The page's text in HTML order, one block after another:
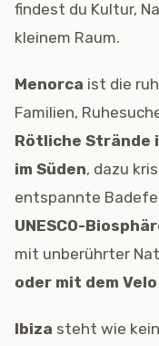
findest du Kultur,
kleinem Raum.
Menorca ist die
Familien,
Rötliche Strände
im Süden, dazu
entspannte
UNESCO-
mit unberührter
oder mit dem Velo
Ibiza steht wie